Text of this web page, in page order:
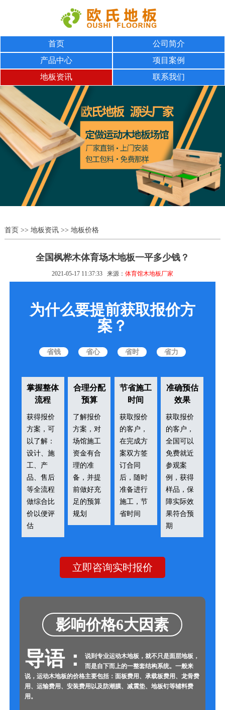
首页
公司简介
产品中心
项目案例
地板资讯
联系我们
首页>> 地板资讯>> 地板价格
全国枫桦木体育场木地板一平多少钱？
2021-05-17 11:37:33 来源： 体育馆木地板厂家
为什么要提前获取报价方
案？
省钱 省心 省时 省力
掌握整体
流程
获得报价
方案，可
以了解：
设计、施
工、产
品、售后
等全流程
做综合比
价以便评
估
合理分配
预算
了解报价
方案，对
场馆施工
资金有合
理的准
备，并提
前做好充
足的预算
规划
节省施工
时间
获取报价
的客户，
在完成方
案双方签
订合同
后，随时
准备进行
施工，节
省时间
准确预估
效果
获取报价
的客户，
全国可以
免费就近
参观案
例，获得
样品，保
障实际效
果符合预
期
立即咨询实时报价
影响价格6大因素
导语：
说到专业运动木地板，就不只是面层地板，
而是自下而上的一整套结构系统。一般来
说，运动木地板的价格主要包括：面板费用、承载板费用、龙骨费
用、运输费用、安装费用以及防潮膜、减震垫、地板钉等辅料费
用。